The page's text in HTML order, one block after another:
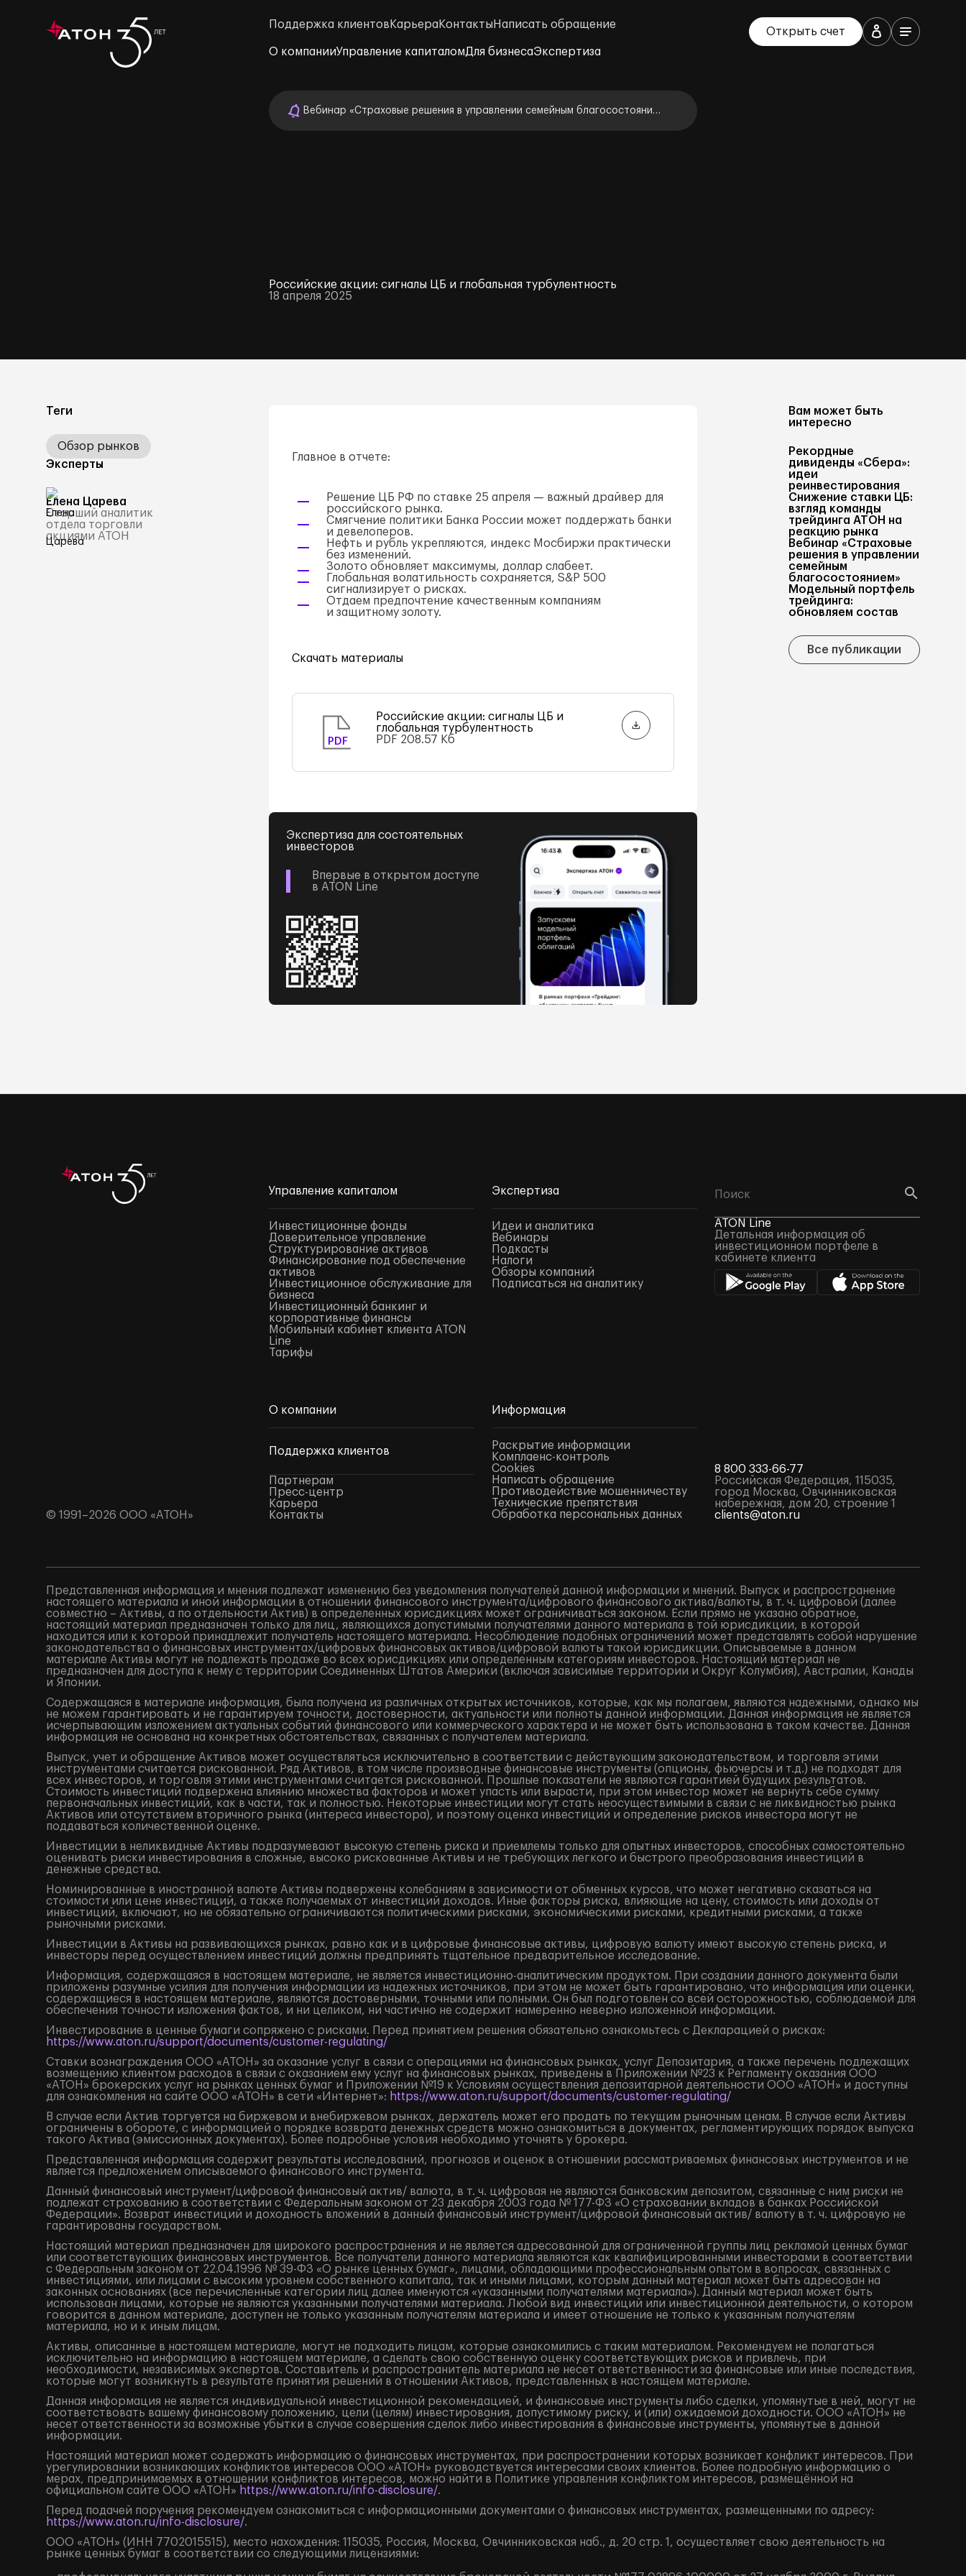
Поддержка клиентов Карьера Контакты Написать обращение
О компанииУправление капиталомДля бизнесаЭкспертиза
Открыть счет
Вебинар «Страховые решения в управлении семейным благосостояние
Российские акции: сигналы ЦБ и глобальная турбулентность
18 апреля 2025
Теги
Обзор рынков
Эксперты
Елена Царева
Старший аналитик
отдела торговли
акциями АТОН
Главное в отчете:
Решение ЦБ РФ по ставке 25 апреля — важный драйвер для
российского рынка.
Смягчение политики Банка России может поддержать банки
и девелоперов.
Нефть и рубль укрепляются, индекс Мосбиржи практически
без изменений.
Золото обновляет максимумы, доллар слабеет.
Глобальная волатильность сохраняется, S&P 500
сигнализирует о рисках.
Отдаем предпочтение качественным компаниям
и защитному золоту.
Скачать материалы
PDF
Российские акции: сигналы ЦБ и
глобальная турбулентность
PDF 208.57 Кб
Экспертиза для состоятельных
инвесторов
Впервые в открытом доступе
в ATON Line
Вам может быть
интересно
Рекордные
дивиденды «Сбера»:
идеи
реинвестирования
Снижение ставки ЦБ:
взгляд команды
трейдинга АТОН на
реакцию рынка
Вебинар «Страховые
решения в управлении
семейным
благосостоянием»
Модельный портфель
трейдинга:
обновляем состав
Все публикации
© 1991–2026 ООО «АТОН»
Управление капиталом
Инвестиционные фонды
Доверительное управление
Структурирование активов
Финансирование под обеспечение
активов
Инвестиционное обслуживание для
бизнеса
Инвестиционный банкинг и
корпоративные финансы
Мобильный кабинет клиента ATON
Line
Тарифы
Экспертиза
Идеи и аналитика
Вебинары
Подкасты
Налоги
Обзоры компаний
Подписаться на аналитику
О компании
Поддержка клиентов
Партнерам
Пресс-центр
Карьера
Контакты
Информация
Раскрытие информации
Комплаенс-контроль
Cookies
Написать обращение
Противодействие мошенничеству
Технические препятствия
Обработка персональных данных
ATON Line
Детальная информация об
инвестиционном портфеле в
кабинете клиента
8 800 333-66-77
Российская Федерация, 115035,
город Москва, Овчинниковская
набережная, дом 20, строение 1
clients@aton.ru
Представленная информация и мнения подлежат изменению без уведомления получателей данной информации и мнений. Выпуск и распространение
настоящего материала и иной информации в отношении финансового инструмента/цифрового финансового актива/валюты, в т. ч. цифровой (далее
совместно – Активы, а по отдельности Актив) в определенных юрисдикциях может ограничиваться законом. Если прямо не указано обратное,
настоящий материал предназначен только для лиц, являющихся допустимыми получателями данного материала в той юрисдикции, в которой
находится или к которой принадлежит получатель настоящего материала. Несоблюдение подобных ограничений может представлять собой нарушение
законодательства о финансовых инструментах/цифровых финансовых активов/цифровой валюты такой юрисдикции. Описываемые в данном
материале Активы могут не подлежать продаже во всех юрисдикциях или определенным категориям инвесторов. Настоящий материал не
предназначен для доступа к нему с территории Соединенных Штатов Америки (включая зависимые территории и Округ Колумбия), Австралии, Канады
и Японии.
Содержащаяся в материале информация, была получена из различных открытых источников, которые, как мы полагаем, являются надежными, однако мы
не можем гарантировать и не гарантируем точности, достоверности, актуальности или полноты данной информации. Данная информация не является
исчерпывающим изложением актуальных событий финансового или коммерческого характера и не может быть использована в таком качестве. Данная
информация не основана на конкретных обстоятельствах, связанных с получателем материала.
Выпуск, учет и обращение Активов может осуществляться исключительно в соответствии с действующим законодательством, и торговля этими
инструментами считается рискованной. Ряд Активов, в том числе производные финансовые инструменты (опционы, фьючерсы и т.д.) не подходят для
всех инвесторов, и торговля этими инструментами считается рискованной. Прошлые показатели не являются гарантией будущих результатов.
Стоимость инвестиций подвержена влиянию множества факторов и может упасть или вырасти, при этом инвестор может не вернуть себе сумму
первоначальных инвестиций, как в части, так и полностью. Некоторые инвестиции могут стать неосуществимыми в связи с не ликвидностью рынка
Активов или отсутствием вторичного рынка (интереса инвестора), и поэтому оценка инвестиций и определение рисков инвестора могут не
поддаваться количественной оценке.
Инвестиции в неликвидные Активы подразумевают высокую степень риска и приемлемы только для опытных инвесторов, способных самостоятельно
оценивать риски инвестирования в сложные, высоко рискованные Активы и не требующих легкого и быстрого преобразования инвестиций в
денежные средства.
Номинированные в иностранной валюте Активы подвержены колебаниям в зависимости от обменных курсов, что может негативно сказаться на
стоимости или цене инвестиций, а также получаемых от инвестиций доходов. Иные факторы риска, влияющие на цену, стоимость или доходы от
инвестиций, включают, но не обязательно ограничиваются политическими рисками, экономическими рисками, кредитными рисками, а также
рыночными рисками.
Инвестиции в Активы на развивающихся рынках, равно как и в цифровые финансовые активы, цифровую валюту имеют высокую степень риска, и
инвесторы перед осуществлением инвестиций должны предпринять тщательное предварительное исследование.
Информация, содержащаяся в настоящем материале, не является инвестиционно-аналитическим продуктом. При создании данного документа были
приложены разумные усилия для получения информации из надежных источников, при этом не может быть гарантировано, что информация или оценки,
содержащиеся в настоящем материале, являются достоверными, точными или полными. Он был подготовлен со всей осторожностью, соблюдаемой для
обеспечения точности изложения фактов, и ни целиком, ни частично не содержит намеренно неверно изложенной информации.
Инвестирование в ценные бумаги сопряжено с рисками. Перед принятием решения обязательно ознакомьтесь с Декларацией о рисках:
https://www.aton.ru/support/documents/customer-regulating/
Ставки вознаграждения ООО «АТОН» за оказание услуг в связи с операциями на финансовых рынках, услуг Депозитария, а также перечень подлежащих
возмещению клиентом расходов в связи с оказанием ему услуг на финансовых рынках, приведены в Приложении №23 к Регламенту оказания ООО
«АТОН» брокерских услуг на рынках ценных бумаг и Приложении №19 к Условиям осуществления депозитарной деятельности ООО «АТОН» и доступны
для ознакомления на сайте ООО «АТОН» в сети «Интернет»: https://www.aton.ru/support/documents/customer-regulating/
В случае если Актив торгуется на биржевом и внебиржевом рынках, держатель может его продать по текущим рыночным ценам. В случае если Активы
ограничены в обороте, с информацией о порядке возврата денежных средств можно ознакомиться в документах, регламентирующих порядок выпуска
такого Актива (эмиссионных документах). Более подробные условия необходимо уточнять у брокера.
Представленная информация содержит результаты исследований, прогнозов и оценок в отношении рассматриваемых финансовых инструментов и не
является предложением описываемого финансового инструмента.
Данный финансовый инструмент/цифровой финансовый актив/ валюта, в т. ч. цифровая не являются банковским депозитом, связанные с ним риски не
подлежат страхованию в соответствии с Федеральным законом от 23 декабря 2003 года № 177-ФЗ «О страховании вкладов в банках Российской
Федерации». Возврат инвестиций и доходность вложений в данный финансовый инструмент/цифровой финансовый актив/ валюту в т. ч. цифровую не
гарантированы государством.
Настоящий материал предназначен для широкого распространения и не является адресованной для ограниченной группы лиц рекламой ценных бумаг
или соответствующих финансовых инструментов. Все получатели данного материала являются как квалифицированными инвесторами в соответствии
с Федеральным законом от 22.04.1996 № 39-ФЗ «О рынке ценных бумаг», лицами, обладающими профессиональным опытом в вопросах, связанных с
инвестициями, или лицами с высоким уровнем собственного капитала, так и иными лицами, которым данный материал может быть адресован на
законных основаниях (все перечисленные категории лиц далее именуются «указанными получателями материала»). Данный материал может быть
использован лицами, которые не являются указанными получателями материала. Любой вид инвестиций или инвестиционной деятельности, о котором
говорится в данном материале, доступен не только указанным получателям материала и имеет отношение не только к указанным получателям
материала, но и к иным лицам.
Активы, описанные в настоящем материале, могут не подходить лицам, которые ознакомились с таким материалом. Рекомендуем не полагаться
исключительно на информацию в настоящем материале, а сделать свою собственную оценку соответствующих рисков и привлечь, при
необходимости, независимых экспертов. Составитель и распространитель материала не несет ответственности за финансовые или иные последствия,
которые могут возникнуть в результате принятия решений в отношении Активов, представленных в настоящем материале.
Данная информация не является индивидуальной инвестиционной рекомендацией, и финансовые инструменты либо сделки, упомянутые в ней, могут не
соответствовать вашему финансовому положению, цели (целям) инвестирования, допустимому риску, и (или) ожидаемой доходности. ООО «АТОН» не
несет ответственности за возможные убытки в случае совершения сделок либо инвестирования в финансовые инструменты, упомянутые в данной
информации.
Настоящий материал может содержать информацию о финансовых инструментах, при распространении которых возникает конфликт интересов. При
урегулировании возникающих конфликтов интересов ООО «АТОН» руководствуется интересами своих клиентов. Более подробную информацию о
мерах, предпринимаемых в отношении конфликтов интересов, можно найти в Политике управления конфликтом интересов, размещённой на
официальном сайте ООО «АТОН» https://www.aton.ru/info-disclosure/.
Перед подачей поручения рекомендуем ознакомиться с информационными документами о финансовых инструментах, размещенными по адресу:
https://www.aton.ru/info-disclosure/.
ООО «АТОН» (ИНН 7702015515), место нахождения: 115035, Россия, Москва, Овчинниковская наб., д. 20 стр. 1, осуществляет свою деятельность на
рынке ценных бумаг в соответствии со следующими лицензиями: